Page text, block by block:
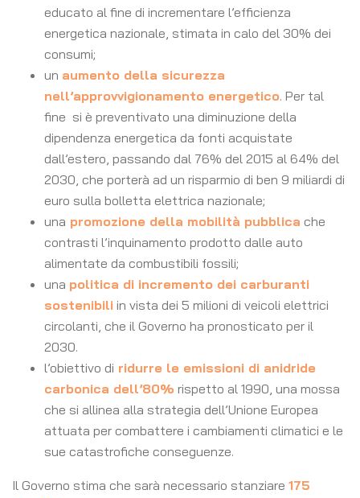
educato al fine di incrementare l’efficienza
energetica nazionale, stimata in calo del 30% dei
consumi;
un aumento della sicurezza
nell’approvvigionamento energetico. Per tal
fine si è preventivato una diminuzione della
dipendenza energetica da fonti acquistate
dall’estero, passando dal 76% del 2015 al 64% del
2030, che porterà ad un risparmio di ben 9 miliardi di
euro sulla bolletta elettrica nazionale;
una promozione della mobilità pubblica che
contrasti l’inquinamento prodotto dalle auto
alimentate da combustibili fossili;
una politica di incremento dei carburanti
sostenibili in vista dei 5 milioni di veicoli elettrici
circolanti, che il Governo ha pronosticato per il
2030.
l’obiettivo di ridurre le emissioni di anidride
carbonica dell’80% rispetto al 1990, una mossa
che si allinea alla strategia dell’Unione Europea
attuata per combattere i cambiamenti climatici e le
sue catastrofiche conseguenze.
Il Governo stima che sarà necessario stanziare 175